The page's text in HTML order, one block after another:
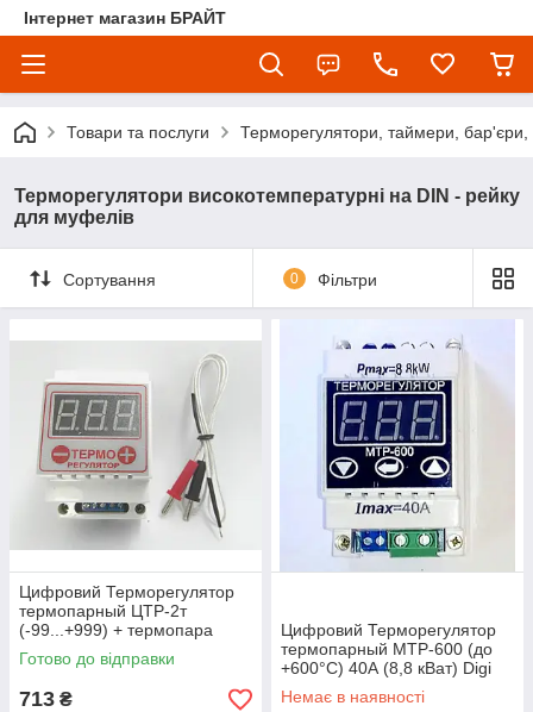
Інтернет магазин БРАЙТ
Товари та послуги Терморегулятори, таймери, бар'єри,
Терморегулятори високотемпературні на DIN - рейку
для муфелів
Сортування 0 Фільтри
Цифровий Терморегулятор
термопарный ЦТР-2т
(-99...+999) + термопара
Готово до відправки
713 ₴
Цифровий Терморегулятор
термопарный МТР-600 (до
+600°С) 40А (8,8 кВат) Digi
Cop Харків
Немає в наявності